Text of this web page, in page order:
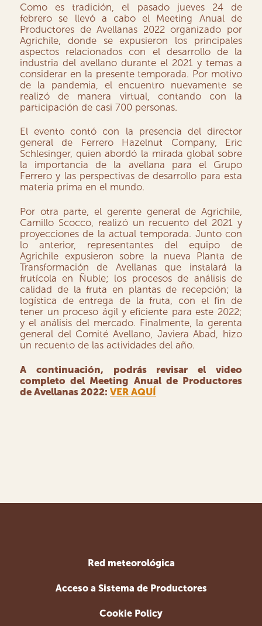
Como es tradición, el pasado jueves 24 de
febrero se llevó a cabo el Meeting Anual de
Productores de Avellanas 2022 organizado por
Agrichile, donde se expusieron los principales
aspectos relacionados con el desarrollo de la
industria del avellano durante el 2021 y temas a
considerar en la presente temporada. Por motivo
de la pandemia, el encuentro nuevamente se
realizó de manera virtual, contando con la
participación de casi 700 personas.
El evento contó con la presencia del director
general de Ferrero Hazelnut Company, Eric
Schlesinger, quien abordó la mirada global sobre
la importancia de la avellana para el Grupo
Ferrero y las perspectivas de desarrollo para esta
materia prima en el mundo.
Por otra parte, el gerente general de Agrichile,
Camillo Scocco, realizó un recuento del 2021 y
proyecciones de la actual temporada. Junto con
lo anterior, representantes del equipo de
Agrichile expusieron sobre la nueva Planta de
Transformación de Avellanas que instalará la
frutícola en Ñuble; los procesos de análisis de
calidad de la fruta en plantas de recepción; la
logística de entrega de la fruta, con el fin de
tener un proceso ágil y eficiente para este 2022;
y el análisis del mercado. Finalmente, la gerenta
general del Comité Avellano, Javiera Abad, hizo
un recuento de las actividades del año.
A continuación, podrás revisar el video
completo del Meeting Anual de Productores
de Avellanas 2022:VER AQUÍ
Red meteorológica
Acceso a Sistema de Productores
Cookie Policy